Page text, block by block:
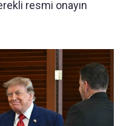
resmi onayın